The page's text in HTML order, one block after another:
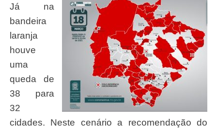
Já na
bandeira
laranja
houve
uma
queda de
38 para
32
cidades. Neste cenário a recomendação do